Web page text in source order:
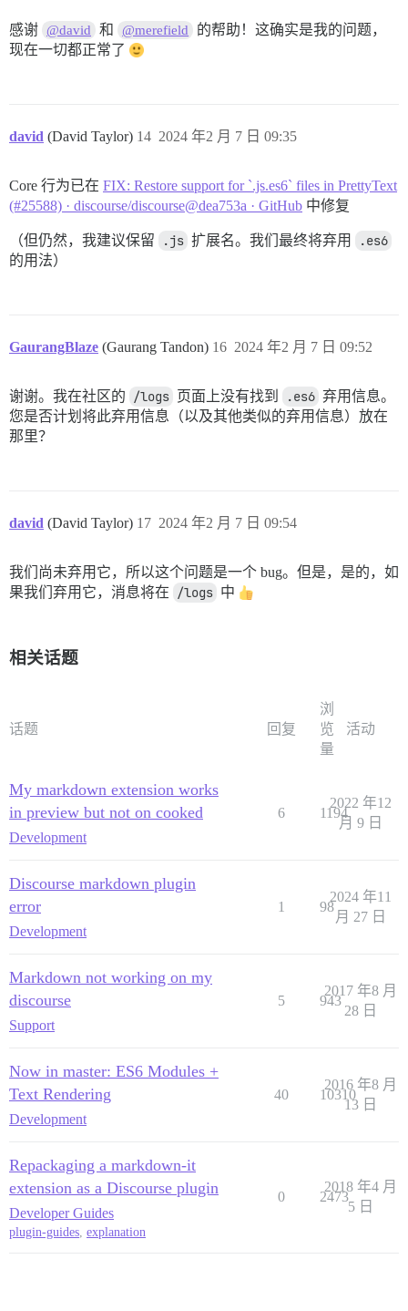
感谢 @david 和 @merefield
的帮助！这确实是我的问题，
现在一切都正常了
david (David Taylor) 2024 年2 月 7 日 09:35
14
Core 行为已在 FIX: Restore support for `.js.es6` files in PrettyText
(#25588) · discourse/discourse@dea753a · GitHub 中修复
（但仍然，我建议保留 .js 扩展名。我们最终将弃用 .es6
的用法）
GaurangBlaze (Gaurang Tandon) 2024 年2 月 7 日 09:52
16
谢谢。我在社区的 /logs 页面上没有找到 .es6 弃用信息。
您是否计划将此弃用信息（以及其他类似的弃用信息）放在
那里？
david (David Taylor) 2024 年2 月 7 日 09:54
17
我们尚未弃用它，所以这个问题是一个 bug。但是，是的，如
果我们弃用它，消息将在
/logs 中
相关话题
话题 回复
浏
览
量
活动
My markdown extension works
in preview but not on cooked
Development
6 1194
2022 年12
月 9 日
Discourse markdown plugin
error
Development
1 98
2024 年11
月 27 日
Markdown not working on my
discourse
Support
5 943
2017 年8 月
28 日
Now in master: ES6 Modules +
Text Rendering
Development
40 10310
2016 年8 月
13 日
Repackaging a markdown-it
extension as a Discourse plugin
Developer Guides
plugin-guides explanation
0 2473
2018 年4 月
5 日